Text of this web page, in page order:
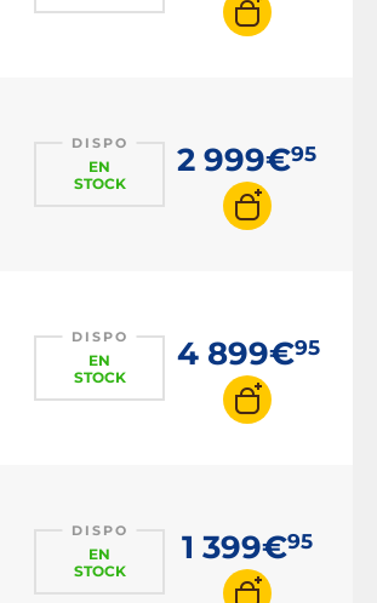
DISPO
EN
STOCK
2 999€95
DISPO
EN
STOCK
4 899€95
DISPO
EN
STOCK
1 399€95